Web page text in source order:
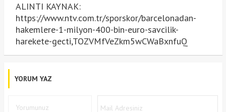
ALINTI KAYNAK:
https://www.ntv.com.tr/sporskor/barcelonadan-
hakemlere-1-milyon-400-bin-euro-savcilik-
harekete-gecti,TOZVMfVeZkm5wCWaBxnfuQ
YORUM YAZ